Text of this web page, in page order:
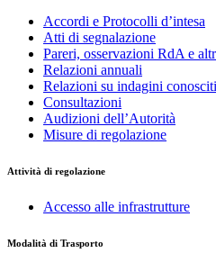
Accordi e Protocolli d’intesa
Atti di segnalazione
Pareri, osservazioni RdA e
Relazioni annuali
Relazioni su indagini
Consultazioni
Audizioni dell’Autorità
Misure di regolazione
Attività di regolazione
Accesso alle infrastrutture
Modalità di Trasporto